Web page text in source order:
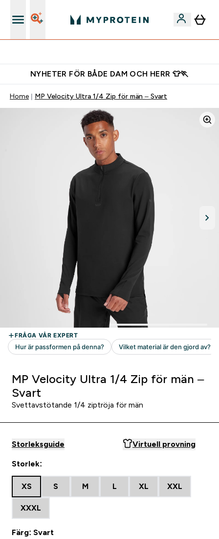
NYHETER FÖR BÅDE DAM OCH HERR 👕🏃
Home MP Velocity Ultra 1/4 Zip för män – Svart
MP Velocity Ultra 1/4 Zip för män –
Svart
Svettavstötande 1/4 ziptröja för män
Storleksguide Virtuell provning
Storlek:
XS S M L XL XXL
XXXL
Färg: Svart